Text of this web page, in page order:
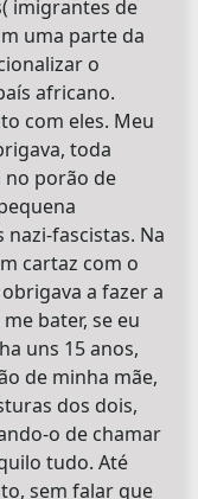
imigrantes de
uma parte da
o
africano.
com eles. Meu
toda
no porão de
fascistas. Na
cartaz com o
a fazer a
bater, se eu
uns 15 anos,
de minha mãe,
dos dois,
o de chamar
tudo. Até
sem falar que